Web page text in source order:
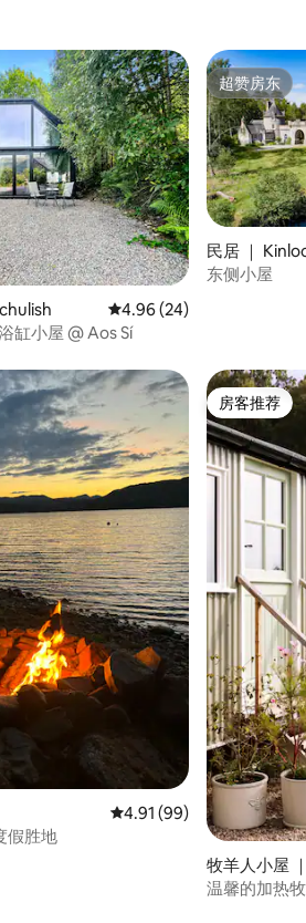
225 条评价 平均评分 4.96 分（满分 5
4.96 (24)
缸小屋 @ Aos Sí
超赞房东
超赞房东
民居 ｜
东侧小屋
共 56 条评价
平均评分 4.91 分（满分 5
4.91 (99)
假胜地
房客推荐
房客推荐
牧羊人小屋
oss
温馨的加热